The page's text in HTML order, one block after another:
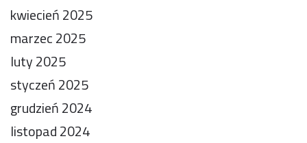
kwiecień 2025
marzec 2025
luty 2025
styczeń 2025
grudzień 2024
listopad 2024